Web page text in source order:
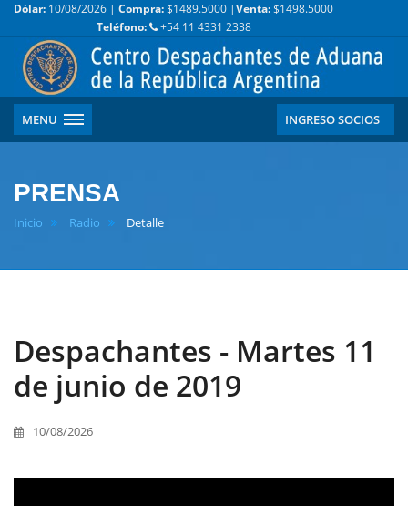
Dólar: 10/08/2026 | Compra:$1489.5000 |Venta:$1498.5000
Teléfono:
+54 11 4331 2338
MENU INGRESO SOCIOS
PRENSA
Inicio Radio Detalle
Despachantes - Martes 11
de junio de 2019
10/08/2026